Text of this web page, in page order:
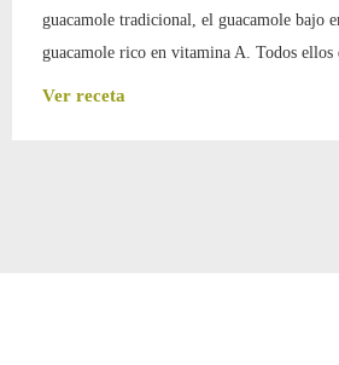
guacamole tradicional, el guacamole bajo
guacamole rico en vitamina A. Todos
Ver receta